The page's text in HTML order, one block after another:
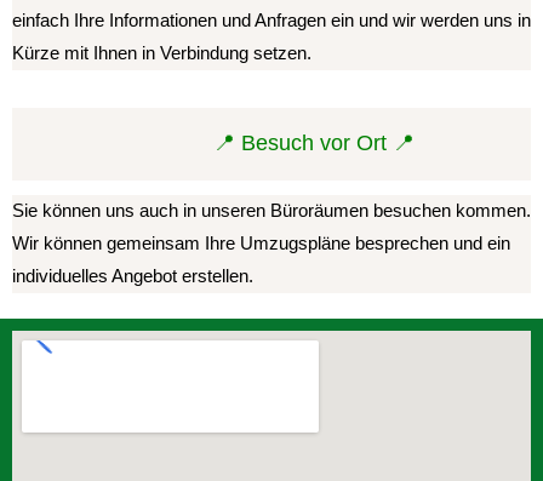
einfach Ihre Informationen und Anfragen ein und wir werden uns in
Kürze mit Ihnen in Verbindung setzen.
📍 Besuch vor Ort 📍
Sie können uns auch in unseren Büroräumen besuchen kommen.
Wir können gemeinsam Ihre Umzugspläne besprechen und ein
individuelles Angebot erstellen.